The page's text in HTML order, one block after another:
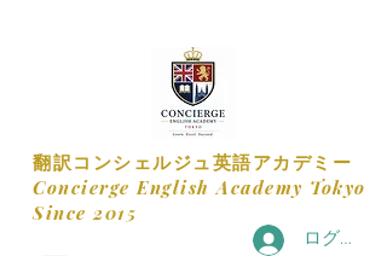
​翻訳コンシェルジュ英語アカデミー
​Concierge English Academy Tokyo
​Since 2015
ログイン